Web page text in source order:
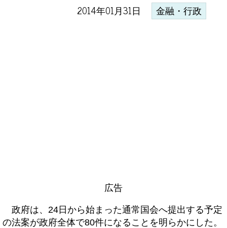
2014年01月31日 金融・行政
広告
政府は、24日から始まった通常国会へ提出する予定
の法案が政府全体で80件になることを明らかにした。